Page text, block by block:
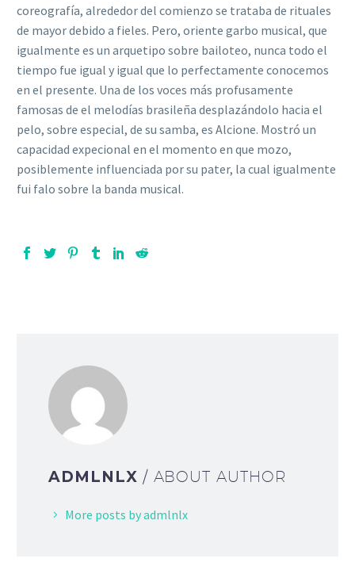
coreografía, alrededor del comienzo se trataba de rituales
de mayor debido a fieles. Pero, oriente garbo musical, que
igualmente es un arquetipo sobre bailoteo, nunca todo el
tiempo fue igual y igual que lo perfectamente conocemos
en el presente. Una de los voces más profusamente
famosas de el melodías brasileña desplazándolo hacia el
pelo, sobre especial, de su samba, es Alcione. Mostró un
capacidad expecional en el momento en que mozo,
posiblemente influenciada por su pater, la cual igualmente
fui falo sobre la banda musical.
ADMLNLX / ABOUT AUTHOR
More posts by admlnlx